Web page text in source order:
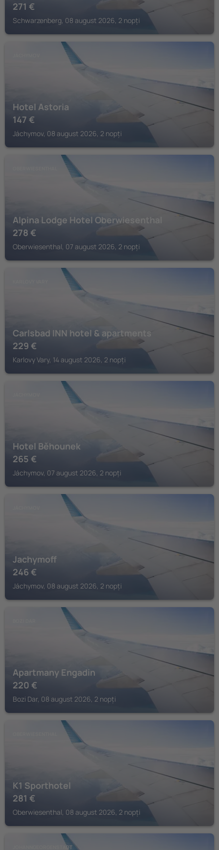
271 €
Schwarzenberg, 08 august 2026, 2 nopți
Hotel Astoria
147 €
Jáchymov, 08 august 2026, 2 nopți
Alpina Lodge Hotel Oberwiesenthal
278 €
Oberwiesenthal, 07 august 2026, 2 nopți
Carlsbad INN hotel & apartments
229 €
Karlovy Vary, 14 august 2026, 2 nopți
Hotel Běhounek
265 €
Jáchymov, 07 august 2026, 2 nopți
Jachymoff
246 €
Jáchymov, 08 august 2026, 2 nopți
Apartmany Engadin
220 €
Bozi Dar, 08 august 2026, 2 nopți
K1 Sporthotel
281 €
Oberwiesenthal, 08 august 2026, 2 nopți
JOHANNGEORGENSTADT